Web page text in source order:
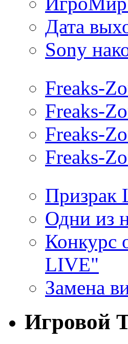
Дата
Sony
Freaks-
Freaks-
Freaks-
Freaks-
Призрак
Одни из
Конкурс
LIVE"
Замена
Игровой